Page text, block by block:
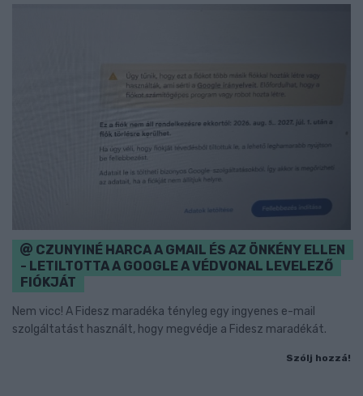
CZUNYINÉ HARCA A GMAIL ÉS AZ ÖNKÉNY ELLEN
- LETILTOTTA A GOOGLE A VÉDVONAL LEVELEZŐ
FIÓKJÁT
Nem vicc! A Fidesz maradéka tényleg egy ingyenes e-mail
szolgáltatást használt, hogy megvédje a Fidesz maradékát.
Szólj hozzá!